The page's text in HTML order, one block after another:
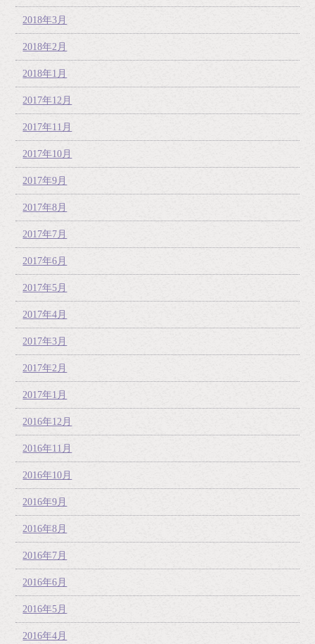
2018年3月
2018年2月
2018年1月
2017年12月
2017年11月
2017年10月
2017年9月
2017年8月
2017年7月
2017年6月
2017年5月
2017年4月
2017年3月
2017年2月
2017年1月
2016年12月
2016年11月
2016年10月
2016年9月
2016年8月
2016年7月
2016年6月
2016年5月
2016年4月